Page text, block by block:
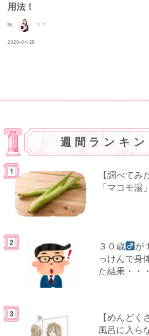
用法！
by カナ
2020-04-28
週間ランキン
【調べてみ
「マコモ湯
３０歳
が
っけんで身
た結果・・・
【めんどく
風呂に入ら